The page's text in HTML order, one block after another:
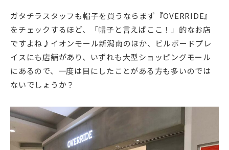
ガタチラスタッフも帽子を買うならまず『OVERRIDE』
をチェックするほど、「帽子と言えばここ！」的なお店
ですよね♪イオンモール新潟南のほか、ビルボードプレ
イスにも店舗があり、いずれも大型ショッピングモール
にあるので、一度は目にしたことがある方も多いのでは
ないでしょうか？